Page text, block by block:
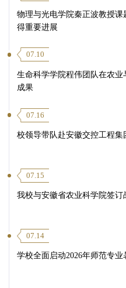
物理与光电学院秦正波教授
得重要进展
07.10
生命科学学院程伟团队在农
成果
07.16
校领导带队赴安徽交控工程集
07.15
我校与安徽省农业科学院签订
07.14
学校全面启动2026年师范专业